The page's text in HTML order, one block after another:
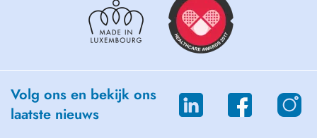
Volg ons en bekijk ons
laatste nieuws